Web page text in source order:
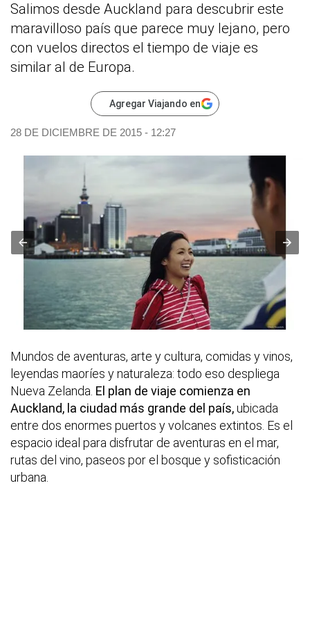
Salimos desde Auckland para descubrir este
maravilloso país que parece muy lejano, pero
con vuelos directos el tiempo de viaje es
similar al de Europa.
Agregar Viajando en
28 DE DICIEMBRE DE 2015 - 12:27
Mundos de aventuras, arte y cultura, comidas y vinos,
leyendas maoríes y naturaleza: todo eso despliega
Nueva Zelanda. El plan de viaje comienza en
Auckland, la ciudad más grande del país,ubicada
entre dos enormes puertos y volcanes extintos. Es el
espacio ideal para disfrutar de aventuras en el mar,
rutas del vino, paseos por el bosque y sofisticación
urbana.